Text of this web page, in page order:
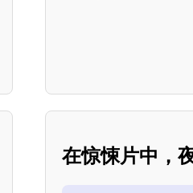
在惊悚片中，